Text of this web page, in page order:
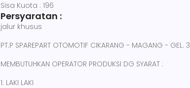
Sisa Kuota : 196
Persyaratan :
jalur khusus
PT.P SPAREPART OTOMOTIF CIKARANG - MAGANG - GEL. 3
MEMBUTUHKAN OPERATOR PRODUKSI DG SYARAT :
1. LAKI LAKI